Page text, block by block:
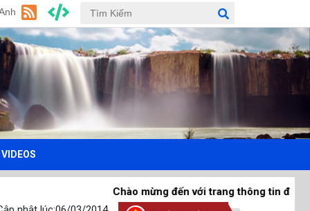
VIDEOS
Chào mừng đến với trang thông tin điện tử xã
tài sản bị hư hỏng, hết khấu
hao không sử dụng được theo
hình thức bán chỉ định
(26/12/2025)
TB Về việc cho phép chuyển
ông Nguyễn Đức Kiên, CCCD số:
066079000593 và bà Nguyễn
042183002976
(17/11/2025)